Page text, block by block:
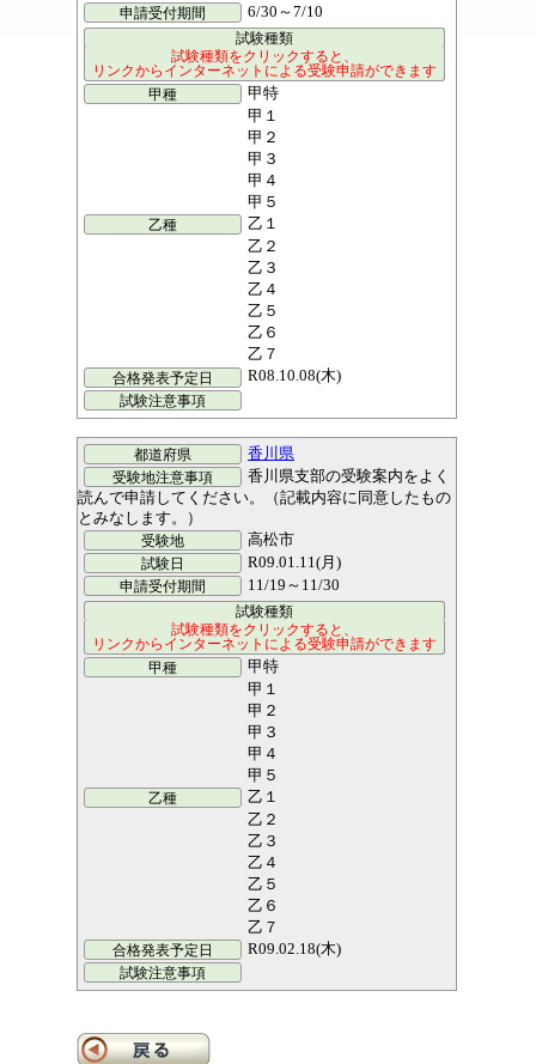
6/30～7/10
甲特
甲１
甲２
甲３
甲４
甲５
乙１
乙２
乙３
乙４
乙５
乙６
乙７
R08.10.08(木)
香川県
香川県支部の受験案内をよく
読んで申請してください。（記載内容に同意したもの
とみなします。）
高松市
R09.01.11(月)
11/19～11/30
甲特
甲１
甲２
甲３
甲４
甲５
乙１
乙２
乙３
乙４
乙５
乙６
乙７
R09.02.18(木)